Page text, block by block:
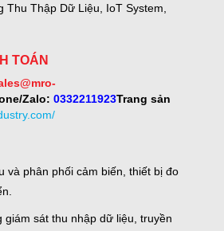
Thu Thập Dữ Liệu, IoT System,
TOÁN
Zalo: 0332211923Trang sản
và phân phối cảm biến, thiết bị đo
giám sát thu nhập dữ liệu, truyền